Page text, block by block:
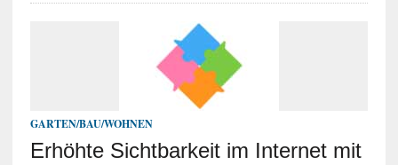
GARTEN/BAU/WOHNEN
Erhöhte Sichtbarkeit im Internet mit